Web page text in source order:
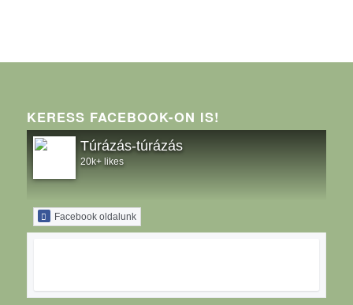
KERESS FACEBOOK-ON IS!
Túrázás-túrázás
20k+ likes
Facebook oldalunk